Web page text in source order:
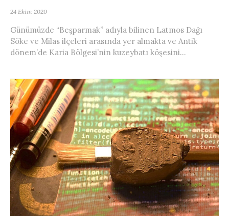
24 Ekim 2020
Günümüzde “Beşparmak” adıyla bilinen Latmos Dağı
Söke ve Milas ilçeleri arasında yer almakta ve Antik
dönem’de Karia Bölgesi’nin kuzeybatı köşesini...